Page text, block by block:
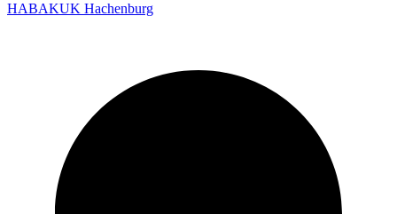
HABAKUK Hachenburg